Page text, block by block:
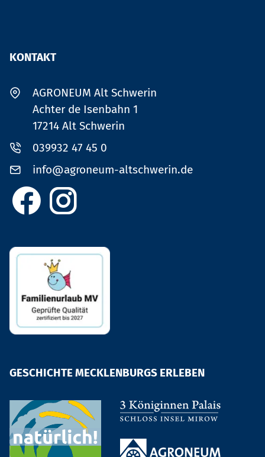
KONTAKT
AGRONEUM Alt Schwerin
Achter de Isenbahn 1
17214 Alt Schwerin
039932 47 45 0
info@agroneum-altschwerin.de
Agroneum Alt
Agroneum Alt
GESCHICHTE MECKLENBURGS ERLEBEN